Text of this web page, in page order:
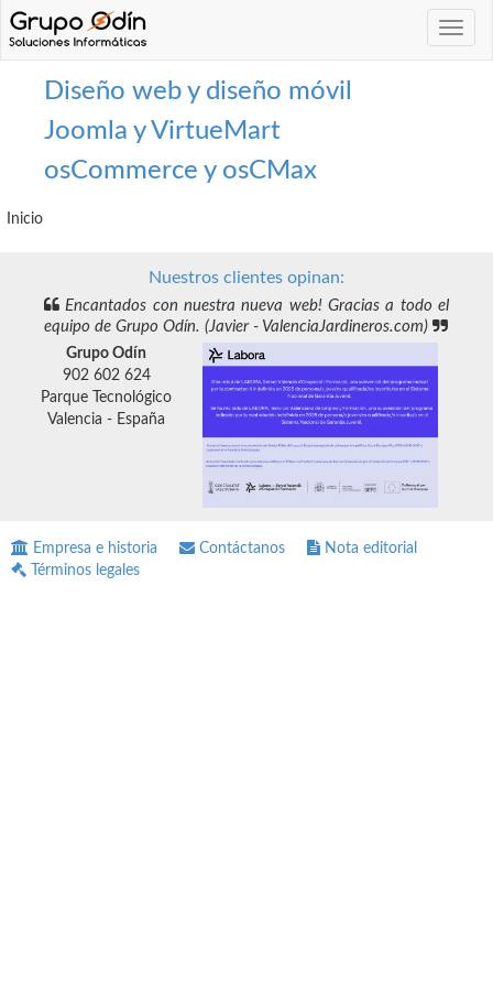
Navegar
Diseño web y diseño móvil
Joomla y VirtueMart
osCommerce y osCMax
Inicio
Nuestros clientes opinan:
Encantados con nuestra nueva web! Gracias a todo el
equipo de Grupo Odín. (Javier - ValenciaJardineros.com)
Grupo Odín
902 602 624
Parque Tecnológico
Valencia - España
Empresa e historia Contáctanos
Nota editorial
Términos legales